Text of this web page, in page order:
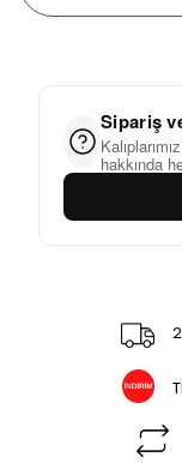
Sipariş
hakkında